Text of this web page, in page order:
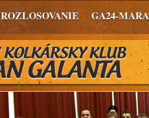
ROZLOSOVANIE GA24-